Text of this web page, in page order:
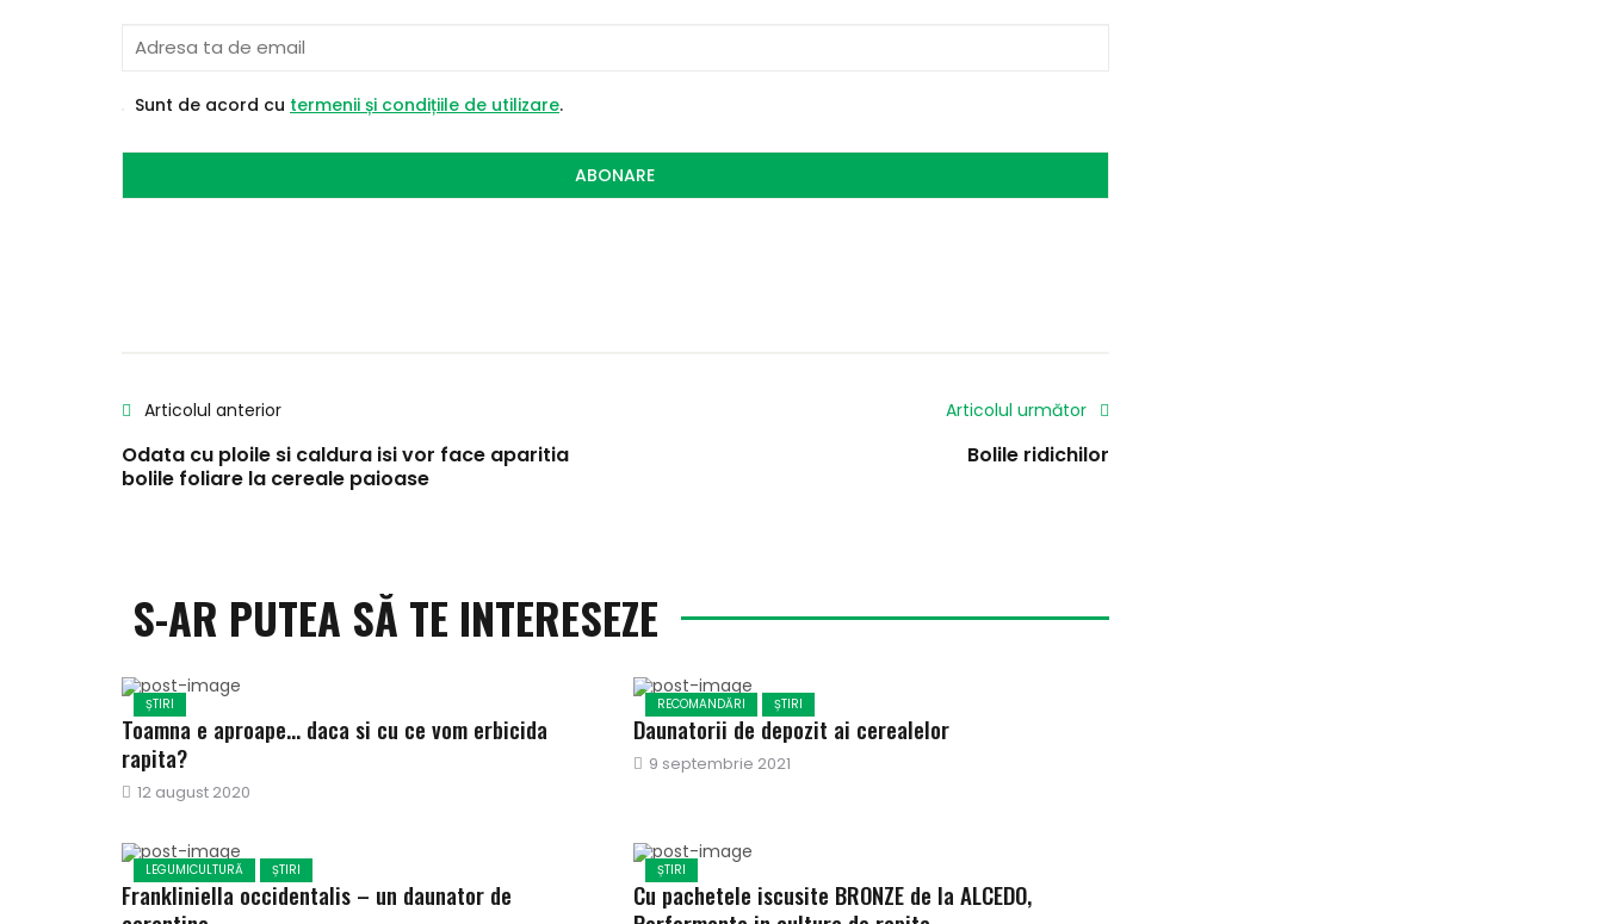
Sunt de acord cu termenii și condițiile de utilizare.
ABONARE
Articolul anterior
Odata cu ploile si caldura isi vor face aparitia
bolile foliare la cereale paioase
Articolul următor
Bolile ridichilor
S-AR PUTEA SĂ TE INTERESEZE
ȘTIRI
Toamna e aproape… daca si cu ce vom erbicida
rapita?
Publicat
12 august 2020
RECOMANDĂRI ȘTIRI
Daunatorii de depozit ai cerealelor
Publicat
9 septembrie 2021
LEGUMICULTURĂ ȘTIRI
Frankliniella occidentalis – un daunator de
ȘTIRI
Cu pachetele iscusite BRONZE de la ALCEDO,